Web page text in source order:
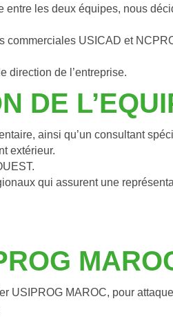
les deux équipes, nous
commerciales USICAD et
direction de l’entreprise.
DE
ainsi qu’un consultant
extérieur.
qui assurent une
USIPROG MAROC, pour